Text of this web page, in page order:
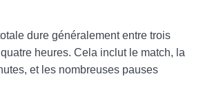
dure généralement entre trois
heures. Cela inclut le match, la
et les nombreuses pauses